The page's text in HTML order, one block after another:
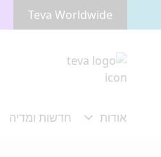
מעבר לתוכן המרכזי
Teva Worldwide